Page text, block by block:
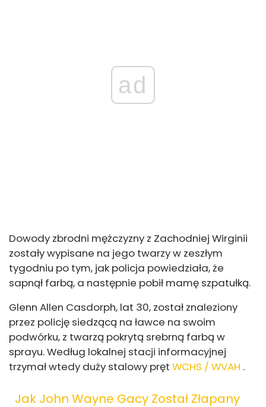
ad
Dowody zbrodni mężczyzny z Zachodniej Wirginii
zostały wypisane na jego twarzy w zeszłym
tygodniu po tym, jak policja powiedziała, że ​​
sapnął farbą, a następnie pobił mamę szpatułką.
Glenn Allen Casdorph, lat 30, został znaleziony
przez policję siedzącą na ławce na swoim
podwórku, z twarzą pokrytą srebrną farbą w
sprayu. Według lokalnej stacji informacyjnej
trzymał wtedy duży stalowy pręt WCHS / WVAH .
Jak John Wayne Gacy Został Złapany